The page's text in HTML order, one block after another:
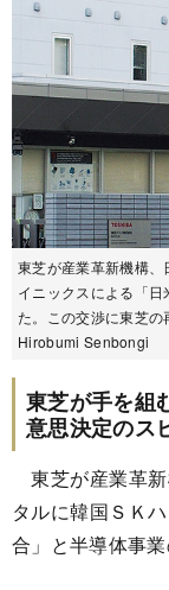
東芝が産業革新機構
イニックスによる「
た。この交渉に東芝
Hirobumi Senbongi
東芝が手を組
意思決定のス
東芝が産業革
タルに韓国ＳＫ
合」と半導体事